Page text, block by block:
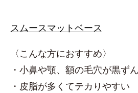
スムースマットベース
〈こんな方におすすめ〉
・小鼻や顎、額の毛穴が黒ず
・皮脂が多くてテカりやすい